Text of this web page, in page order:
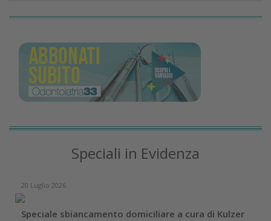
Speciali in Evidenza
20 Luglio 2026
Speciale sbiancamento domiciliare a cura di Kulzer